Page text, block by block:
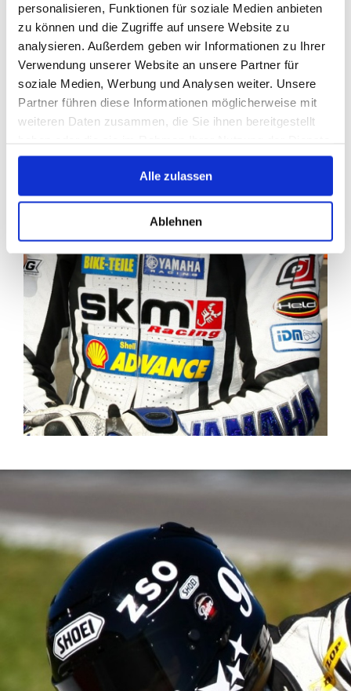
personalisieren, Funktionen für soziale Medien anbieten
zu können und die Zugriffe auf unsere Website zu
analysieren. Außerdem geben wir Informationen zu Ihrer
Verwendung unserer Website an unsere Partner für
soziale Medien, Werbung und Analysen weiter. Unsere
Partner führen diese Informationen möglicherweise mit
weiteren Daten zusammen, die Sie ihnen bereitgestellt
gesammelt haben.
Alle zulassen
Ablehnen